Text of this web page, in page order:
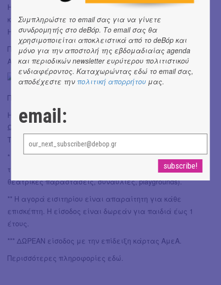
Η Έλλη κι ο Ερμής ταξιδεύουν στην Ελλάδα
και
Η Έλλη κι ο Ερμής ταξιδεύουν στη Βόρεια Ελλάδα!
Περισσότερες πληροφορίες:
Athens KIDOT Festival
Πληροφορίες
Ημερομηνίες: Σάββατο & Κυριακή 15&16 Νοεμβρίου 2025
Ώρες: 11.00 - 21.00
Τόπος: Παλιό Αμαξοστάσιο ΟΣΥ, Γκάζι
* Με κάθε εισιτήριο εισόδου, ΔΩΡΕΑΝ συμμετοχή σε ΟΛΕΣ
τις δραστηριότητες (workshops, δράσεις, θεάματα,
θεατρικές παραστάσεις, συναυλίες, playgrounds).
** H αγορά εισιτηρίου είναι απαραίτητη για κάθε
επισκέπτη. Η είσοδος είναι δωρεάν για παιδιά έως 1
έτους.
*** ΔΩΡΕΑΝ είσοδος με την επίδειξη κάρτας AμεΑ.
Περισσότερες πληροφορίες εδώ.
Συμπληρώστε το email σας για να γίνετε
συνδρομητής στο deBόp. Το email σας θα
χρησιμοποιείται αποκλειστικά από το deBόp και
μόνο για την αποστολή της εβδομαδιαίας agenda
και περιοδικών newsletter ευρύτερου πολιτιστικού
ενδιαφέροντος. Καταχωρώντας εδώ το email σας,
αποδέχεστε την πολιτική απορρήτου μας.
email: